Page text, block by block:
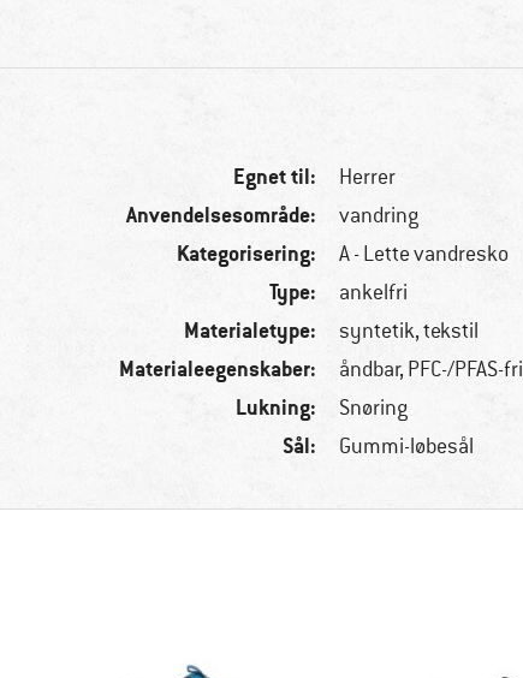
Egnet til: Herrer
Anvendelsesområde: vandring
Kategorisering: A - Lette vandresko
Type: ankelfri
Materialetype: syntetik, tekstil
Materialeegenskaber: åndbar, PFC-/PFAS-fri
Lukning: Snøring
Sål: Gummi-løbesål